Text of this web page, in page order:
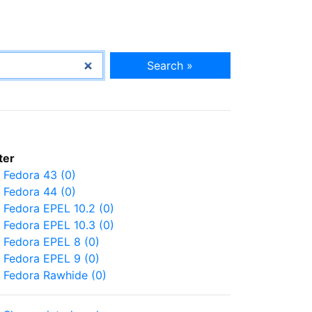
Search »
Fedora 43 (0)
Fedora 44 (0)
Fedora EPEL 10.2 (0)
Fedora EPEL 10.3 (0)
Fedora EPEL 8 (0)
Fedora EPEL 9 (0)
Fedora Rawhide (0)